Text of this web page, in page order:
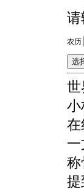
请
农历
世
小
在
一
称
提